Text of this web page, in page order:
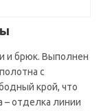
и брюк. Выполнен
с
крой, что
– отделка линии